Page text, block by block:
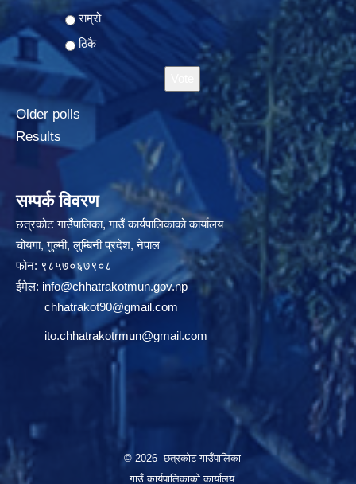
राम्रो
ठिकै
Older polls
Results
सम्पर्क विवरण
छत्रकोट गाउँपालिका, गाउँ कार्यपालिकाको कार्यालय
चोयगा, गुल्मी, लुम्बिनी प्रदेश, नेपाल
फोन: ९८५७०६७९०८
ईमेल: info@chhatrakotmun.gov.np
chhatrakot90@gmail.com
ito.chhatrakotrmun@gmail.com
© 2026 छत्रकोट गाउँपालिका
गाउँ कार्यपालिकाको कार्यालय